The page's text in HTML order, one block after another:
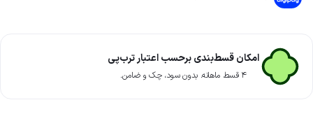
امکان قسط‌بندی برحسب اعتبار ترب‌پی
۴ قسط ماهانه. بدون سود، چک و ضامن.